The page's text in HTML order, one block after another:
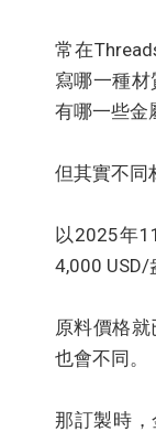
常在
寫哪一種
有哪一些金
但其實不同
以2025年
4,000 USD/
原料價格
也會不同。
那訂製時